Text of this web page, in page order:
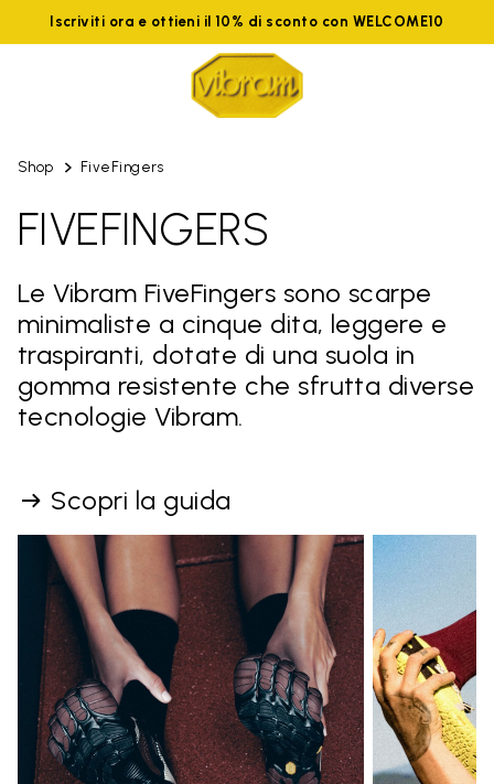
Iscriviti ora e ottieni il 10% di sconto con WELCOME10
Shop FiveFingers
FIVEFINGERS
Le Vibram FiveFingers sono scarpe
minimaliste a cinque dita, leggere e
traspiranti, dotate di una suola in
gomma resistente che sfrutta diverse
tecnologie Vibram.
Scopri la guida